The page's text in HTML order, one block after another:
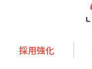
採用強化